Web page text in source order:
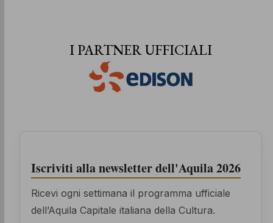
I PARTNER UFFICIALI
Iscriviti alla newsletter dell'Aquila 2026
Ricevi ogni settimana il programma ufficiale
dell’Aquila Capitale italiana della Cultura.